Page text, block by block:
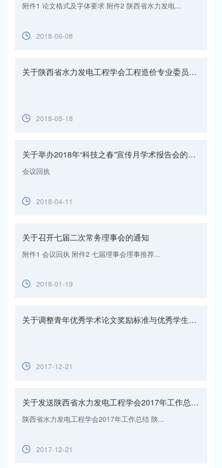
附件1 论文格式及字体要求 附件2 陕西省水力发电...
2018-06-08
关于陕西省水力发电工程学会工程造价专业委员会换届选举结果的通知
2018-05-18
关于举办2018年“科技之春”宣传月学术报告会的通知
会议回执
2018-04-11
关于召开七届二次常务理事会的通知
附件1 会议回执 附件2 七届理事会理事推荐...
2018-01-19
关于调整青年优秀学术论文奖励标准与优秀学生奖学金标准的通知
2017-12-21
关于发送陕西省水力发电工程学会2017年工作总结及2018年工作要点的函
陕西省水力发电工程学会2017年工作总结 陕...
2017-12-21